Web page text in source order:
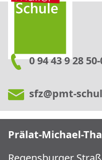
0 94 43 9 28
sfz@pmt-
Prälat-Michael-